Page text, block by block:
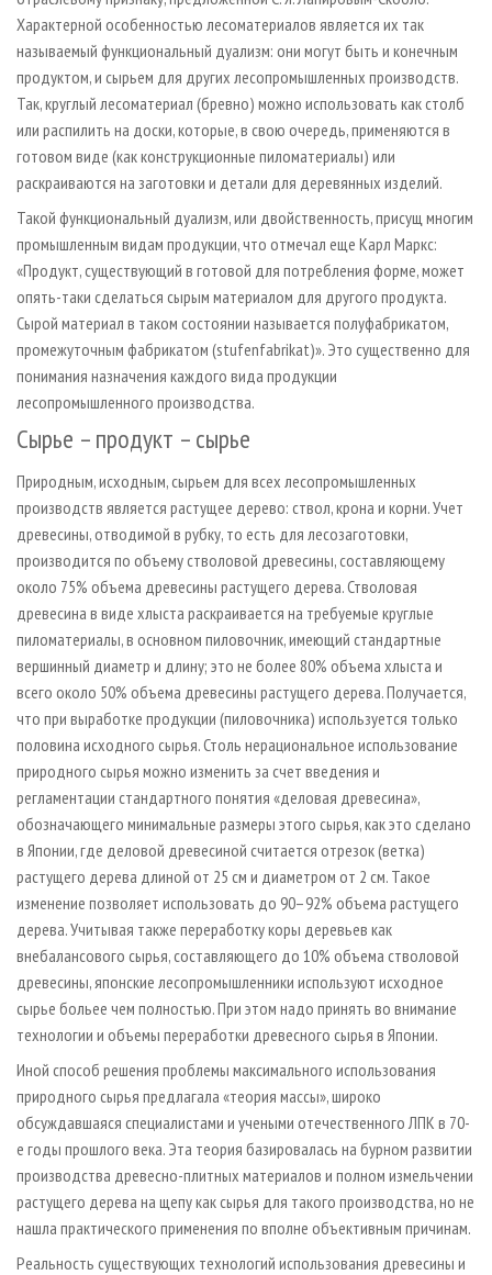
Характерной особенностью лесоматериалов является их так
называемый функциональный дуализм: они могут быть и конечным
продуктом, и сырьем для других лесопромышленных производств.
Так, круглый лесоматериал (бревно) можно использовать как столб
или распилить на доски, которые, в свою очередь, применяются в
готовом виде (как конструкционные пиломатериалы) или
раскраиваются на заготовки и детали для деревянных изделий.
Такой функциональный дуализм, или двойственность, присущ многим
промышленным видам продукции, что отмечал еще Карл Маркс:
«Продукт, существующий в готовой для потребления форме, может
опять-таки сделаться сырым материалом для другого продукта.
Сырой материал в таком состоянии называется полуфабрикатом,
промежуточным фабрикатом (stufenfabrikat)». Это существенно для
понимания назначения каждого вида продукции
лесопромышленного производства.
Сырье – продукт – сырье
Природным, исходным, сырьем для всех лесопромышленных
производств является растущее дерево: ствол, крона и корни. Учет
древесины, отводимой в рубку, то есть для лесозаготовки,
производится по объему стволовой древесины, составляющему
около 75% объема древесины растущего дерева. Стволовая
древесина в виде хлыста раскраивается на требуемые круг­лые
пиломатериалы, в основном пиловочник, имеющий стандартные
вершинный диаметр и длину; это не более 80% объема хлыста и
всего около 50% объема древесины растущего дерева. Получается,
что при выработке продукции (пиловочника) используется только
половина исходного сырья. Столь нерациональное использование
природного сырья можно изменить за счет введения и
регламентации стандартного понятия «деловая древесина»,
обозначающего минимальные размеры этого сырья, как это сделано
в Японии, где деловой древесиной считается отрезок (ветка)
растущего дерева длиной от 25 см и диаметром от 2 см. Такое
изменение позволяет использовать до 90–92% объема растущего
дерева. Учитывая также переработку коры деревьев как
внебалансового сырья, составляющего до 10% объема стволовой
древесины, японские лесопромышленники используют исходное
сырье больее чем полностью. При этом надо принять во внимание
технологии и объемы переработки древесного сырья в Японии.
Иной способ решения проблемы максимального использования
природного сырья предлагала «теория массы», широко
обсуждавшаяся специалистами и учеными отечественного ЛПК в 70-
е годы прошлого века. Эта теория базировалась на бурном развитии
производства древесно-плитных материалов и полном измельчении
растущего дерева на щепу как сырья для такого производства, но не
нашла практического применения по вполне объективным причинам.
Реальность существующих технологий использования древесины и